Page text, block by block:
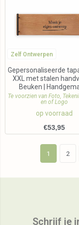
Zelf Ontwerpen
Gepersonaliseerde
XXL met stalen
Beuken |
Te voorzien van Foto,
en of Logo
op voorraad
€53,95
1 2
Schrijf je